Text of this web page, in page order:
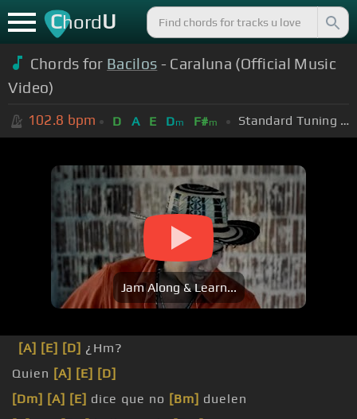
ChordU
Chords for Bacilos - Caraluna (Official Music
Video)
102.8 bpm D A E Dm F#m Standard Tuning (EADGBE)
Jam Along & Learn...
[A] [E] [D] ¿Hm?
Quien [A] [E] [D]
[Dm] [A] [E] dice que no [Bm] duelen